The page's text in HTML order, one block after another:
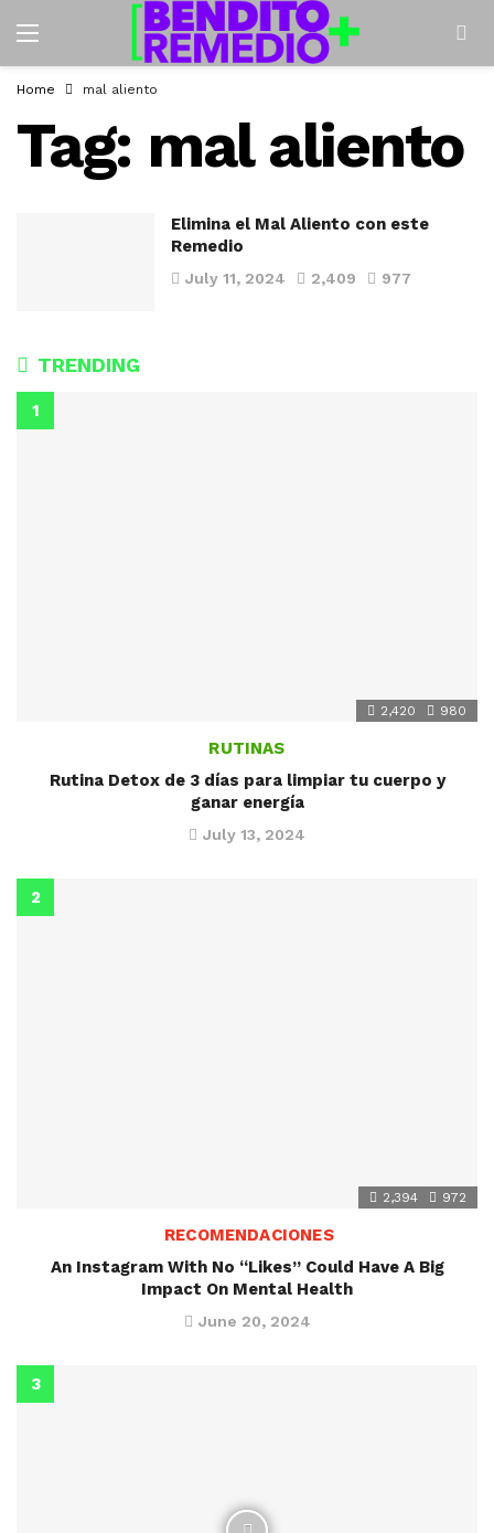
Home mal aliento
Tag: mal aliento
Elimina el Mal Aliento con este
Remedio
July 11, 2024 2,409 977
TRENDING
2,420 980
RUTINAS
Rutina Detox de 3 días para limpiar tu cuerpo y
ganar energía
July 13, 2024
2,394 972
RECOMENDACIONES
An Instagram With No “Likes” Could Have A Big
Impact On Mental Health
June 20, 2024